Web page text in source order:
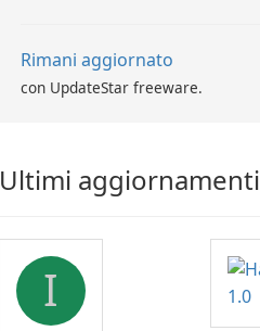
Rimani aggiornato
con UpdateStar freeware.
Ultimi aggiornamenti
I